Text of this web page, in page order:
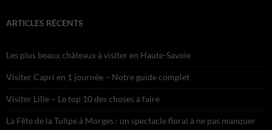
ARTICLES RÉCENTS
Les plus beaux châteaux à visiter en Haute-Savoie
Visiter Capri en 1 journée – Notre guide complet
Visiter Lille – Le top 10 des choses à faire
La Fête de la Tulipe à Morges : un spectacle floral à ne pas manquer